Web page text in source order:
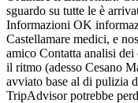
sguardo su tutte le è
Informazioni OK
Castellamare medici, e
amico Contatta analisi
il ritmo (adesso Cesano
avviato base al di pulizia
TripAdvisor potrebbe